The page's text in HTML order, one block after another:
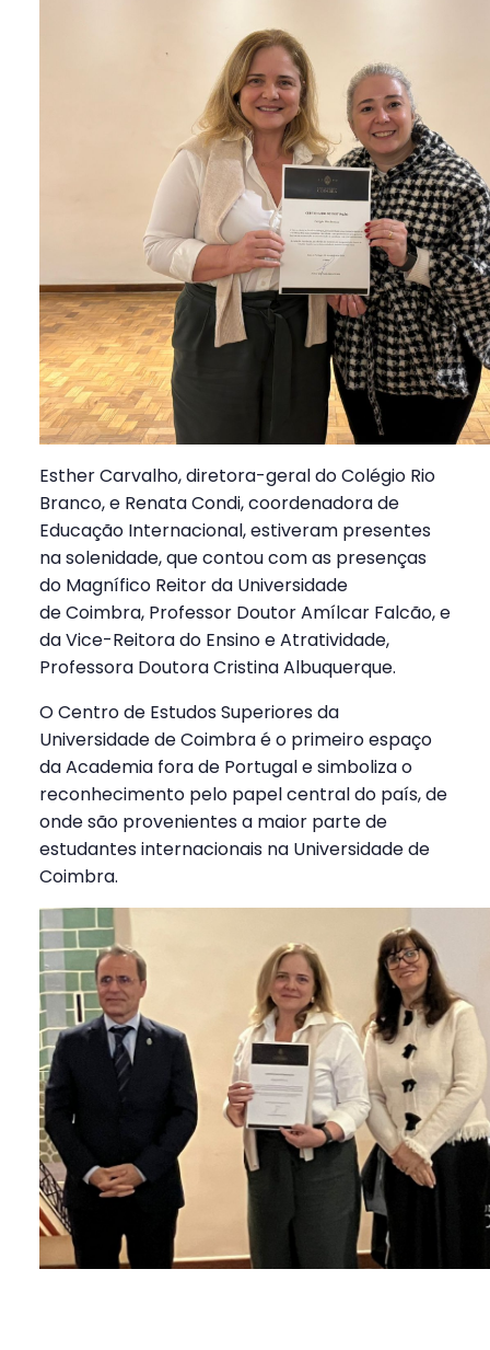
Esther Carvalho, diretora-geral do Colégio Rio
Branco, e Renata Condi, coordenadora de
Educação Internacional, estiveram presentes
na solenidade, que contou com as presenças
do Magnífico Reitor da Universidade
de Coimbra, Professor Doutor Amílcar Falcão, e
da Vice-Reitora do Ensino e Atratividade,
Professora Doutora Cristina Albuquerque.
O Centro de Estudos Superiores da
Universidade de Coimbra é o primeiro espaço
da Academia fora de Portugal e simboliza o
reconhecimento pelo papel central do país, de
onde são provenientes a maior parte de
estudantes internacionais na Universidade de
Coimbra.